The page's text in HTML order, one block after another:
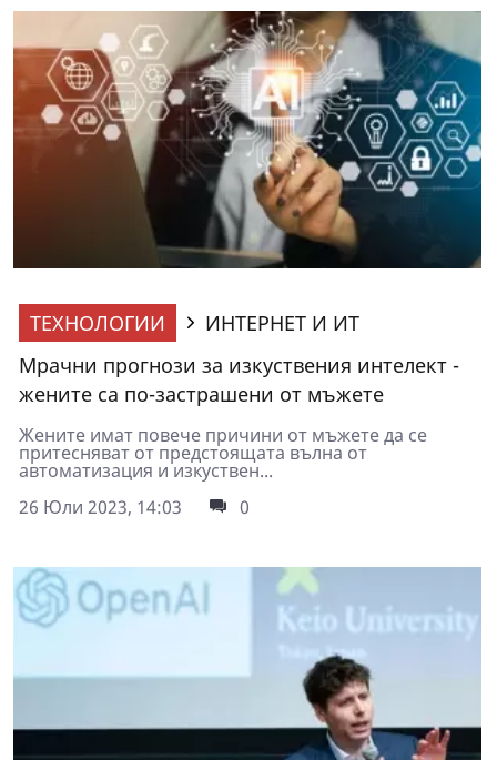
ТЕХНОЛОГИИ
ИНТЕРНЕТ И ИТ
Мрачни прогнози за изкуствения интелект -
жените са по-застрашени от мъжете
Жените имат повече причини от мъжете да се
притесняват от предстоящата вълна от
автоматизация и изкуствен...
26 Юли 2023, 14:03
0